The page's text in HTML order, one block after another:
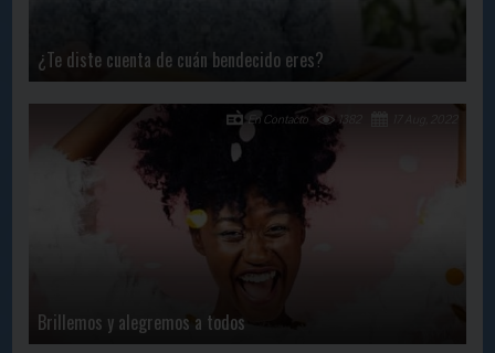
¿Te diste cuenta de cuán bendecido eres?
Brillemos y alegremos a todos
1382
En Contacto